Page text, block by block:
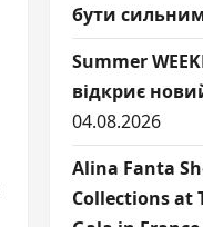
бути
Summer
відкриє
04.08.2026
Alina Fanta
Collections at